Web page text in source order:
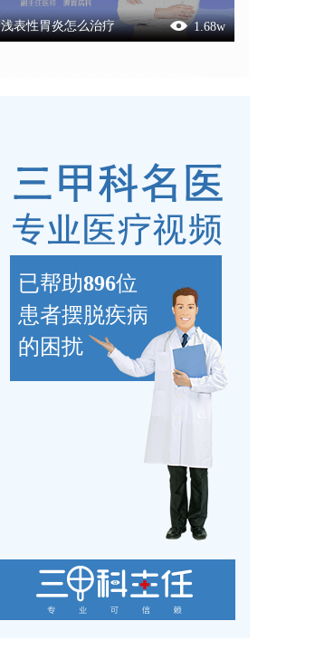
浅表性胃炎怎么治疗 1.68w
已帮助896位
患者摆脱疾病
的困扰